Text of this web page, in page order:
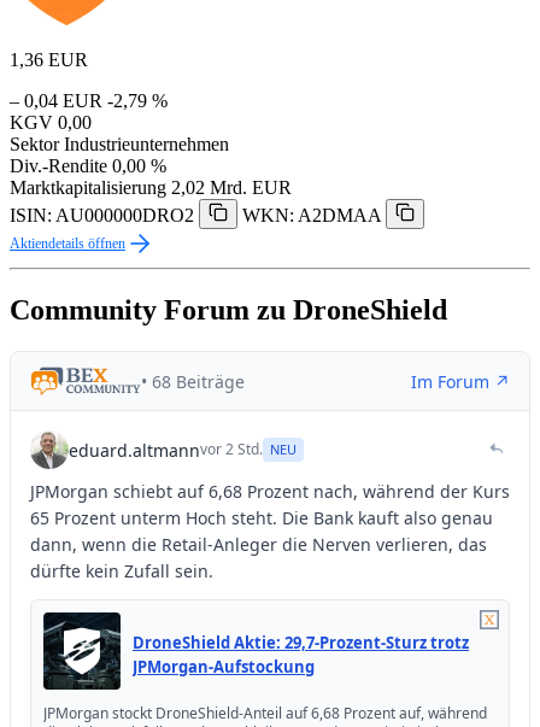
1,36 EUR
– 0,04 EUR -2,79 %
KGV 0,00
Sektor Industrieunternehmen
Div.-Rendite 0,00 %
Marktkapitalisierung 2,02 Mrd. EUR
ISIN: AU000000DRO2
WKN: A2DMAA
Aktiendetails öffnen
Community Forum zu DroneShield